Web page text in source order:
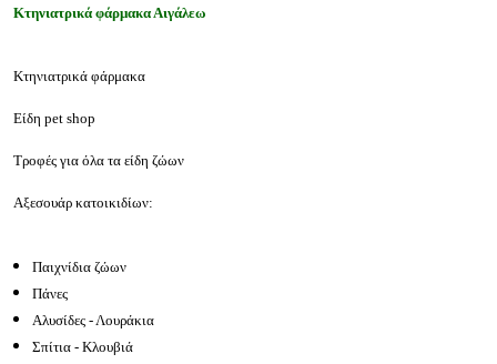
Κτηνιατρικά φάρμακα Αιγάλεω
Κτηνιατρικά φάρμακα
Είδη pet shop
Τροφές για όλα τα είδη ζώων
Αξεσουάρ κατοικιδίων:
Παιχνίδια ζώων
Πάνες
Αλυσίδες - Λουράκια
Σπίτια - Κλουβιά